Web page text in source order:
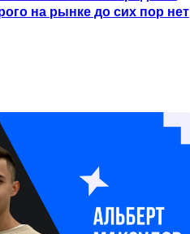
на рынке до сих пор нет